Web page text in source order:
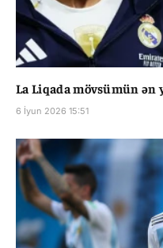
La Liqada mövsümün ən
6 İyun 2026 15:51